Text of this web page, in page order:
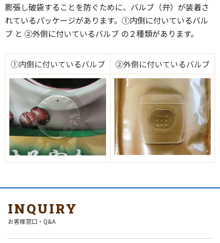
INQUIRY
お客様窓口・Q&A
膨張し破袋することを防ぐために、バルブ（弁）が装着さ
れているパッケージがあります。①内側に付いているバル
ブ と ②外側に付いているバルブ の２種類があります。
①内側に付いているバルブ ②外側に付いているバルブ